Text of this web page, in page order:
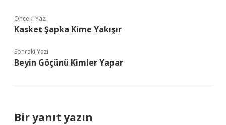
Önceki Yazı
Kasket Şapka Kime Yakışır
Sonraki Yazı
Beyin Göçünü Kimler Yapar
Bir yanıt yazın